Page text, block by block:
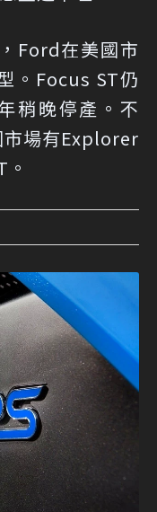
，Ford在美國市
。Focus ST仍
稍晚停產。不
市場有Explorer
。